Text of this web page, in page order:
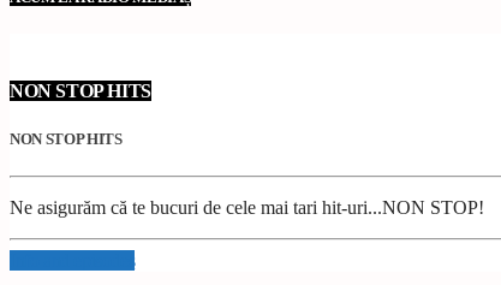
NON STOP HITS
NON STOP HITS
Ne asigurăm că te bucuri de cele mai tari hit-uri...NON STOP!
Info and episodes